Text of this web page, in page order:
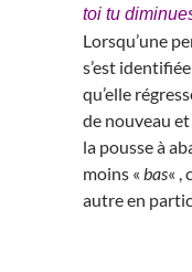
toi tu
Lorsqu’une
s’est
qu’elle
de nouveau
la pousse à
moins « bas« ,
autre en